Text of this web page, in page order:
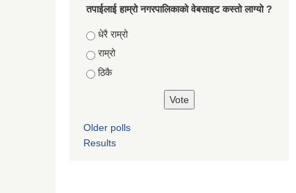
तपाईलाई हाम्रो नगरपालिकाको वेबसाइट कस्तो लाग्यो ?
Choices
धेरै राम्रो
राम्रो
ठिकै
Older polls
Results